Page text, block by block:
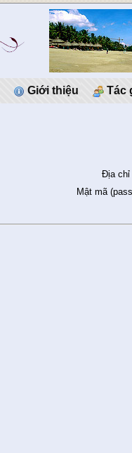
Giới thiệu Tác
Địa chỉ
Mật mã